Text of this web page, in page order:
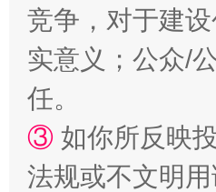
扯下公款旅游的“隐身
竞争，对于建
实意义；公众/
任。
③ 如你所反映
法规或不文明